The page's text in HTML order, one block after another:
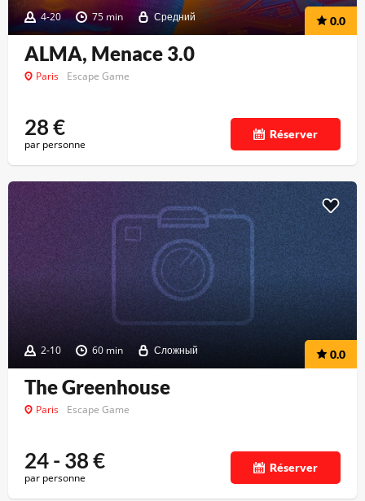
4-20 75 min Средний 0.0
ALMA, Menace 3.0
Paris Escape Game
28€
par personne
Réserver
2-10 60 min Сложный 0.0
The Greenhouse
Paris Escape Game
24 - 38€
par personne
Réserver